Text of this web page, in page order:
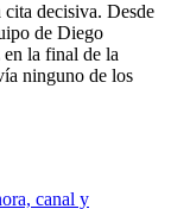
cita decisiva. Desde
de Diego
la final de la
ninguno de los